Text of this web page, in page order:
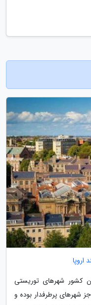
کشور شهرهای توریستی
شهرهای پرطرفدار بوده و